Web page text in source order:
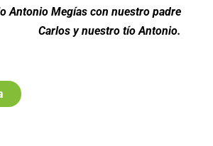
Antonio Megías con nuestro padre
Carlos y nuestro tío Antonio.